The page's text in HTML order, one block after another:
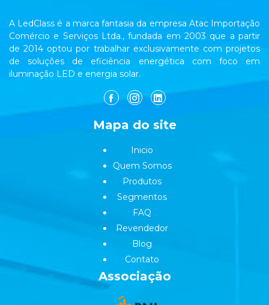
A LedClass é a marca fantasia da empresa Atac Importação
Comércio e Serviços Ltda., fundada em 2003 que a partir
de 2014 optou por trabalhar exclusivamente com projetos
de soluções de eficiência energética com foco em
iluminação LED e energia solar.
Mapa do site
Inicio
Quem Somos
Produtos
Segmentos
FAQ
Revendedor
Blog
Contato
Associação